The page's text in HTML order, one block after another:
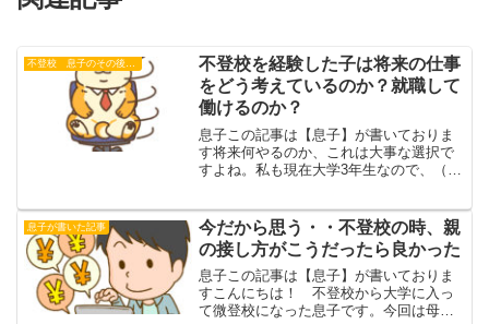
不登校 息子のその後【仕事編】
不登校を経験した子は将来の仕事
をどう考えているのか？就職して
働けるのか？
息子この記事は【息子】が書いておりま
す将来何やるのか、これは大事な選択で
すよね。私も現在大学3年生なので、（そ
して遊んで、グースカ寝て日々を過ごし
ております。さて、では...
息子が書いた記事
今だから思う・・不登校の時、親
の接し方がこうだったら良かった
息子この記事は【息子】が書いておりま
すこんにちは！ 不登校から大学に入っ
て微登校になった息子です。今回は母に